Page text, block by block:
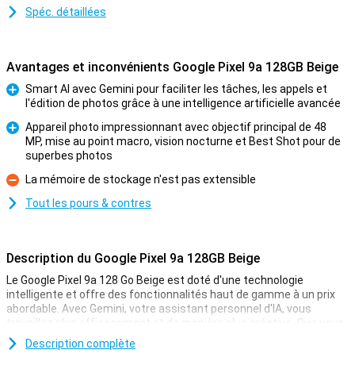
Spéc. détaillées
Avantages et inconvénients Google Pixel 9a 128GB Beige
Pour
Smart AI avec Gemini pour faciliter les tâches, les appels et
l'édition de photos grâce à une intelligence artificielle avancée
Pour
Appareil photo impressionnant avec objectif principal de 48
MP, mise au point macro, vision nocturne et Best Shot pour de
superbes photos
Contre
La mémoire de stockage n'est pas extensible
Tout les pours & contres
Description du Google Pixel 9a 128GB Beige
Le Google Pixel 9a 128 Go Beige est doté d'une technologie
intelligente et offre des fonctionnalités haut de gamme à un prix
abordable. Avec Gemini, votre assistant personnel d'IA, vous
travaillez plus efficacement et de manière plus créative. Que vous
composiez des messages, effectuiez des recherches ou tiriez des
informations de vos apps, Gemini vous aide à avancer sans effort.
Description complète